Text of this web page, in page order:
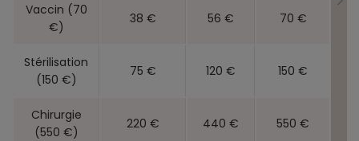
Vaccin (70
€)
38 € 56 € 70 €
Stérilisation
(150 €)
75 € 120 € 150 €
Chirurgie
(550 €)
220 € 440 € 550 €